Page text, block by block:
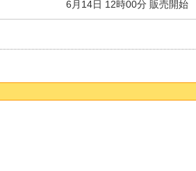
6月14日 12時00分 販売開始